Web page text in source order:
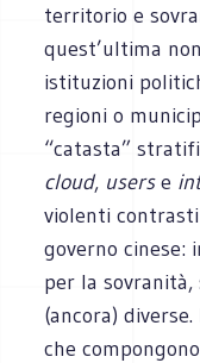
territorio e
quest’ultima
istituzioni
regioni o
“catasta”
cloud, userse
violenti
governo
per la
(ancora)
che